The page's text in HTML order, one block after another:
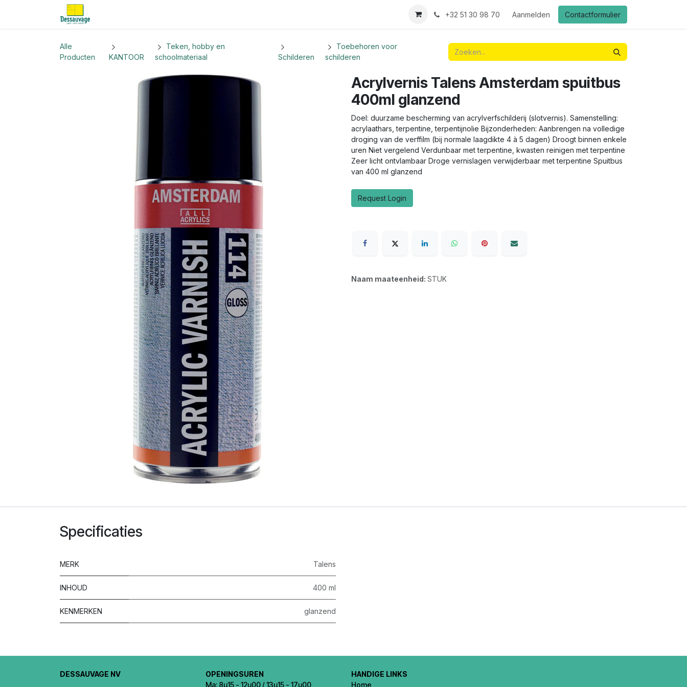
Overslaan naar inhoud
+32 51 30 98 70 Aanmelden Contactformulier
Alle
Producten
KANTOOR
Teken, hobby en
schoolmateriaal
Schilderen
Toebehoren voor
schilderen
Acrylvernis Talens Amsterdam spuitbus
400ml glanzend
Doel: duurzame bescherming van acrylverfschilderij (slotvernis). Samenstelling:
acrylaathars, terpentine, terpentijnolie Bijzonderheden: Aanbrengen na volledige
droging van de verffilm (bij normale laagdikte 4 à 5 dagen) Droogt binnen enkele
uren Niet vergelend Verdunbaar met terpentine, kwasten reinigen met terpentine
Zeer licht ontvlambaar Droge vernislagen verwijderbaar met terpentine Spuitbus
van 400 ml glanzend
Request Login
Naam maateenheid: STUK
Specificaties
MERK Talens
INHOUD 400 ml
KENMERKEN glanzend
DESSAUVAGE NV
OPENINGSUREN
Ma: 8u15 - 12u00 / 13u15 - 17u00
HANDIGE LINKS
Home